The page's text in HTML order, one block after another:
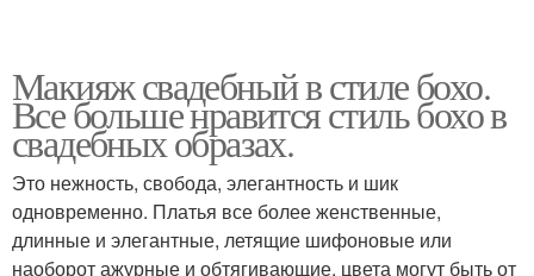
Макияж свадебный в стиле бохо.
Все больше нравится стиль бохо в
свадебных образах.
Это нежность, свобода, элегантность и шик
одновременно. Платья все более женственные,
длинные и элегантные, летящие шифоновые или
наоборот ажурные и обтягивающие, цвета могут быть от